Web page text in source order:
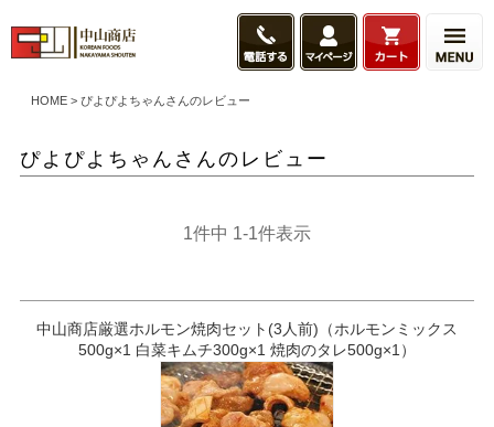
HOME ぴよぴよちゃんさんのレビュー
ぴよぴよちゃんさんのレビュー
1件中 1-1件表示
中山商店厳選ホルモン焼肉セット(3人前)（ホルモンミックス
500g×1 白菜キムチ300g×1 焼肉のタレ500g×1）